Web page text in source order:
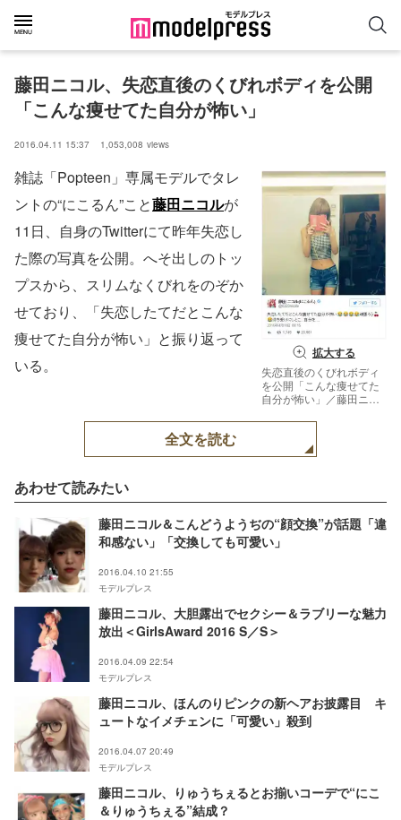
藤田ニコル、失恋直後のくびれボディを公開
「こんな痩せてた自分が怖い」
2016.04.11 15:37 1,053,008 views
拡大する
失恋直後のくびれボディ
を公開「こんな痩せてた
自分が怖い」／藤田ニコ
雑誌「Popteen」専属モデルでタレ
ントの“にこるん”こと藤田ニコルが
11日、自身のTwitterにて昨年失恋し
た際の写真を公開。へそ出しのトッ
プスから、スリムなくびれをのぞか
せており、「失恋したてだとこんな
痩せてた自分が怖い」と振り返って
いる。
全文を読む
あわせて読みたい
藤田ニコル＆こんどうようぢの“顔交換”が話題「違
和感ない」「交換しても可愛い」
2016.04.10 21:55
モデルプレス
藤田ニコル、大胆露出でセクシー＆ラブリーな魅力
放出＜GirlsAward 2016 S／S＞
2016.04.09 22:54
モデルプレス
藤田ニコル、ほんのりピンクの新ヘアお披露目 キ
ュートなイメチェンに「可愛い」殺到
2016.04.07 20:49
モデルプレス
藤田ニコル、りゅうちぇるとお揃いコーデで“にこ
＆りゅうちぇる”結成？